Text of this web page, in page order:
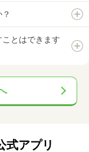
とはできます
式アプリ